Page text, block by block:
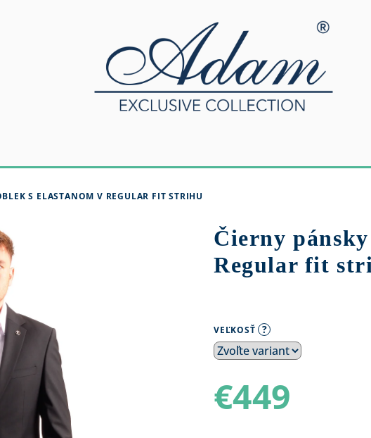
S ELASTANOM V REGULAR FIT STRIHU
Čierny
Regular fit
VEĽKOSŤ ?
€449